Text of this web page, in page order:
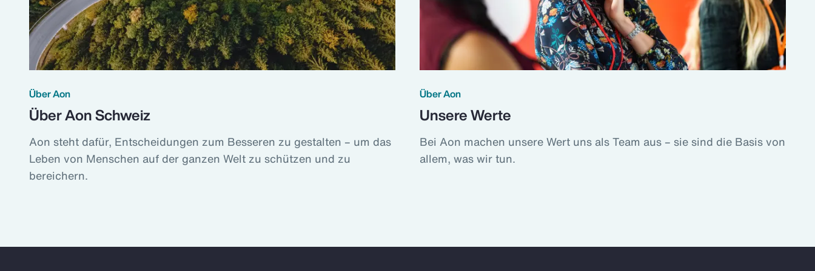
Über Aon
Über Aon Schweiz
Aon steht dafür, Entscheidungen zum Besseren zu gestalten – um das
Leben von Menschen auf der ganzen Welt zu schützen und zu
bereichern.
Über Aon
Unsere Werte
Bei Aon machen unsere Wert uns als Team aus – sie sind die Basis von
allem, was wir tun.